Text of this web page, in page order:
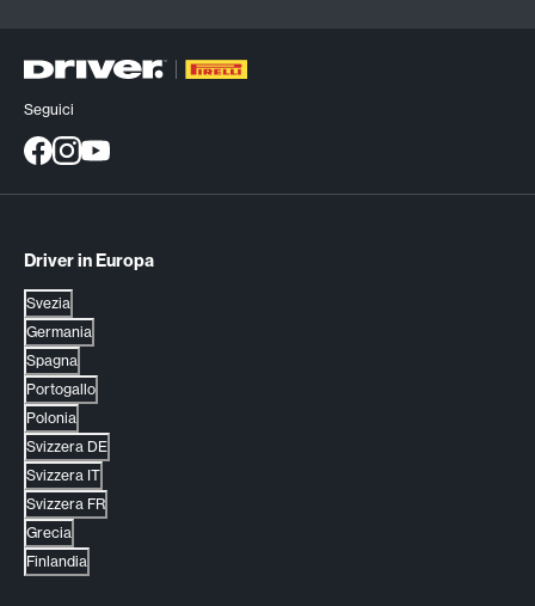
Seguici
Driver in Europa
Svezia
Germania
Spagna
Portogallo
Polonia
Svizzera DE
Svizzera IT
Svizzera FR
Grecia
Finlandia